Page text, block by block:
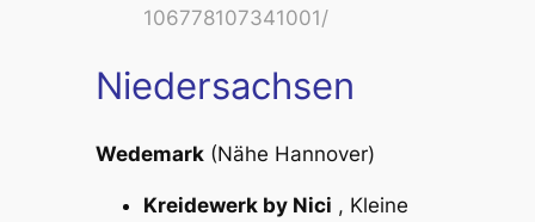
106778107341001/
Niedersachsen
Wedemark(Nähe Hannover)
Kreidewerk by Nici , Kleine